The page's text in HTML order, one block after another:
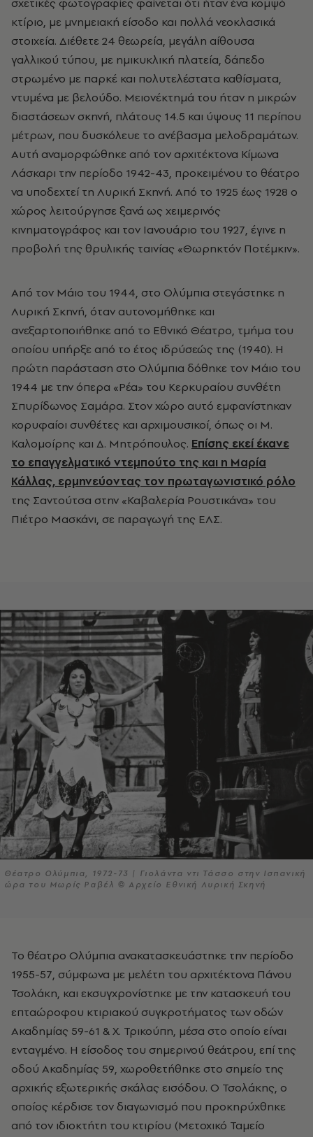
κτίριο, με μνημειακή είσοδο και πολλά νεοκλασικά
στοιχεία. Διέθετε 24 θεωρεία, μεγάλη αίθουσα
γαλλικού τύπου, με ημικυκλική πλατεία, δάπεδο
στρωμένο με παρκέ και πολυτελέστατα καθίσματα,
ντυμένα με βελούδο. Μειονέκτημά του ήταν η μικρών
διαστάσεων σκηνή, πλάτους 14.5 και ύψους 11 περίπου
μέτρων, που δυσκόλευε το ανέβασμα μελοδραμάτων.
Αυτή αναμορφώθηκε από τον αρχιτέκτονα Κίμωνα
Λάσκαρι την περίοδο 1942-43, προκειμένου το θέατρο
να υποδεχτεί τη Λυρική Σκηνή. Από το 1925 έως 1928 o
χώρος λειτούργησε ξανά ως χειμερινός
κινηματογράφος και τον Ιανουάριο του 1927, έγινε η
προβολή της θρυλικής ταινίας «Θωρηκτόν Ποτέμκιν».
Από τον Μάιο του 1944, στο Ολύμπια στεγάστηκε η
Λυρική Σκηνή, όταν αυτονομήθηκε και
ανεξαρτοποιήθηκε από το Εθνικό Θέατρο, τμήμα του
οποίου υπήρξε από το έτος ιδρύσεώς της (1940). Η
πρώτη παράσταση στο Ολύμπια δόθηκε τον Μάιο του
1944 με την όπερα «Ρέα» του Κερκυραίου συνθέτη
Σπυρίδωνος Σαμάρα. Στον χώρο αυτό εμφανίστηκαν
κορυφαίοι συνθέτες και αρχιμουσικοί, όπως οι Μ.
Καλομοίρης και Δ. Μητρόπουλος. Επίσης εκεί έκανε
το επαγγελματικό ντεμπούτο της και η Μαρία
Κάλλας, ερμηνεύοντας τον πρωταγωνιστικό ρόλο
της Σαντούτσα στην «Καβαλερία Ρουστικάνα» του
Πιέτρο Μασκάνι, σε παραγωγή της ΕΛΣ.
Θέατρο Ολύμπια, 1972-73 | Γιολάντα ντι Τάσσο στην Ισπανική
ώρα του Μωρίς Ραβέλ © Αρχείο Εθνική Λυρική Σκηνή
Το θέατρο Ολύμπια ανακατασκευάστηκε την περίοδο
1955-57, σύμφωνα με μελέτη του αρχιτέκτονα Πάνου
Τσολάκη, και εκσυγχρονίστηκε με την κατασκευή του
επταώροφου κτιριακού συγκροτήματος των οδών
Ακαδημίας 59-61 & Χ. Τρικούπη, μέσα στο οποίο είναι
ενταγμένο. Η είσοδος του σημερινού θεάτρου, επί της
οδού Ακαδημίας 59, χωροθετήθηκε στο σημείο της
αρχικής εξωτερικής σκάλας εισόδου. Ο Τσολάκης, ο
οποίος κέρδισε τον διαγωνισμό που προκηρύχθηκε
από τον ιδιοκτήτη του κτιρίου (Μετοχικό Ταμείο